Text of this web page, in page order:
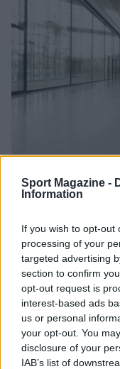
Sport Magazine -
Information
If you wish to opt-out
processing of your
targeted advertising
section to confirm
opt-out request is
interest-based ads
us or personal
your opt-out. You
disclosure of your
IAB’s list of
Europei nuoto
tuffi
ALTRI SPORT